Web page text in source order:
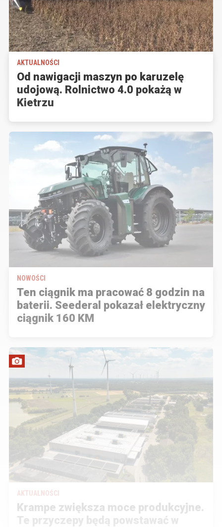
AKTUALNOŚCI
Od nawigacji maszyn po karuzelę
udojową. Rolnictwo 4.0 pokażą w
Kietrzu
NOWOŚCI
Ten ciągnik ma pracować 8 godzin na
baterii. Seederal pokazał elektryczny
ciągnik 160 KM
AKTUALNOŚCI
Krampe zwiększa moce produkcyjne.
Te przyczepy będą powstawać w